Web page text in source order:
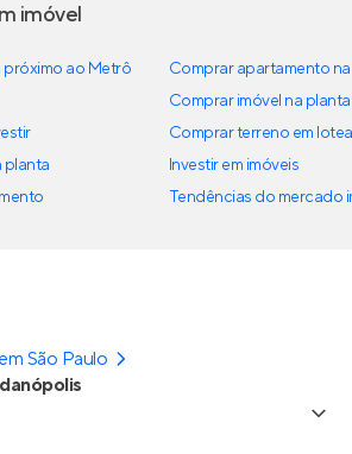
imóvel
ao Metrô
planta
Comprar apartamento
Comprar imóvel na planta
Comprar terreno em
Investir em imóveis
Tendências do mercado
São Paulo